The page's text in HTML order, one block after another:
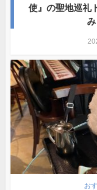
使』の聖地巡礼
お